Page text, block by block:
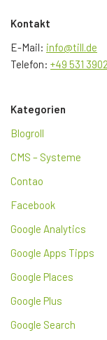
Kontakt
E-Mail: info@till.de
Telefon: +49 531
Kategorien
Blogroll
CMS – Systeme
Contao
Facebook
Google Analytics
Google Apps Tipps
Google Places
Google Plus
Google Search